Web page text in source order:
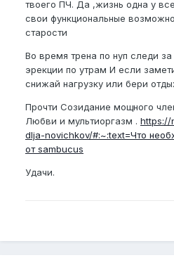
твоего ПЧ. Да ,жизнь одна у
свои функциональные
старости
Во время трена по нуп следи
эрекции по утрам И если
снижай нагрузку или бери
Прочти Созидание мощного
Любви и мультиоргазм . https://
dlja-novichkov/#:~:text=Что
от sambucus
Удачи.